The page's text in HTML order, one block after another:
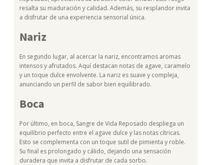
resalta su maduración y calidad. Además, su resplandor invita
a disfrutar de una experiencia sensorial única.
Nariz
En segundo lugar, al acercar la nariz, encontramos aromas
intensos y afrutados. Aquí destacan notas de agave, caramelo
y un toque dulce envolvente. La nariz es suave y compleja,
anunciando un perfil de sabor bien equilibrado.
Boca
Por último, en boca, Sangre de Vida Reposado despliega un
equilibrio perfecto entre el agave dulce y las notas cítricas.
Esto se complementa con un toque sutil de pimienta y roble.
Su final es prolongado y cálido, dejando una sensación
duradera que invita a disfrutar de cada sorbo.